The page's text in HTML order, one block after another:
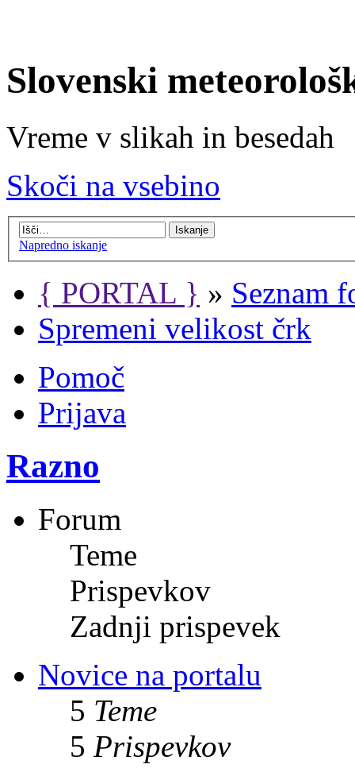
Slovenski
Vreme v slikah in besedah
Skoči na vsebino
Napredno iskanje
{ PORTAL } » Seznam
Spremeni velikost črk
Pomoč
Prijava
Razno
Forum
Teme
Prispevkov
Zadnji prispevek
Novice na portalu
5 Teme
5 Prispevkov